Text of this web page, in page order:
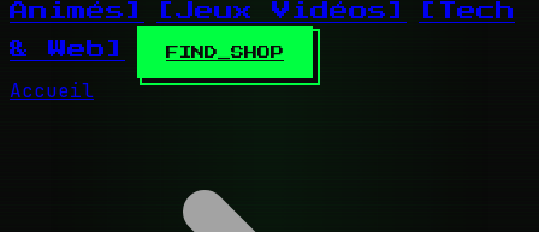
Animés]
[Jeux Vidéos]
[Tech
& Web]
FIND_SHOP
Accueil